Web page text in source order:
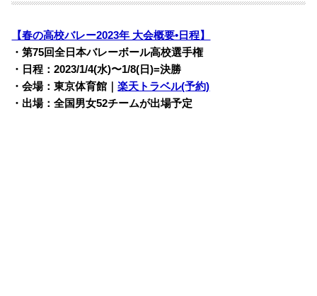
【春の高校バレー2023年 大会概要•日程】
・第75回全日本バレーボール高校選手権
・日程：2023/1/4(水)〜1/8(日)=決勝
・会場：東京体育館｜楽天トラベル(予約)
・出場：全国男女52チームが出場予定